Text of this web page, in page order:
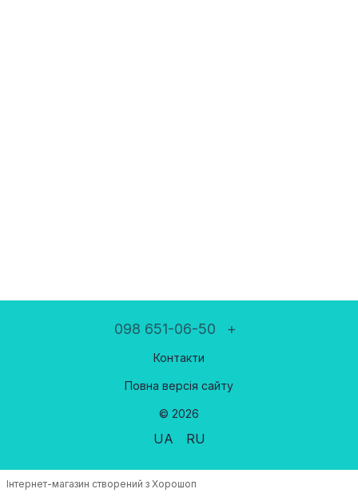
098 651-06-50 +
Контакти
Повна версія сайту
© 2026
UA RU
Інтернет-магазин створений з Хорошоп